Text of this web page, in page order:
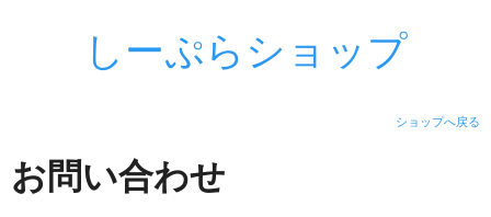
しーぷらショップ
ショップへ戻る
お問い合わせ